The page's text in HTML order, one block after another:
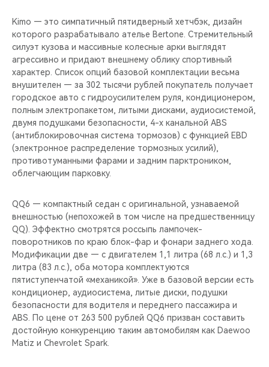
Kimo — это симпатичный пятидверный хетчбэк, дизайн
которого разрабатывало ателье Bertone. Стремительный
силуэт кузова и массивные колесные арки выглядят
агрессивно и придают внешнему облику спортивный
характер. Список опций базовой комплектации весьма
внушителен — за 302 тысячи рублей покупатель получает
городское авто с гидроусилителем руля, кондиционером,
полным электропакетом, литыми дисками, аудиосистемой,
двумя подушками безопасности, 4-х канальной ABS
(антиблокировочная система тормозов) с функцией EBD
(электронное распределение тормозных усилий),
противотуманными фарами и задним парктроником,
облегчающим парковку.
QQ6 — компактный седан с оригинальной, узнаваемой
внешностью (непохожей в том числе на предшественницу
QQ). Эффектно смотрятся россыпь лампочек-
поворотников по краю блок-фар и фонари заднего хода.
Модификации две — с двигателем 1,1 литра (68 л.с.) и 1,3
литра (83 л.с.), оба мотора комплектуются
пятиступенчатой «механикой». Уже в базовой версии есть
кондиционер, аудиосистема, литые диски, подушки
безопасности для водителя и переднего пассажира и
ABS. По цене от 263 500 рублей QQ6 призван составить
достойную конкуренцию таким автомобилям как Daewoo
Matiz и Chevrolet Spark.